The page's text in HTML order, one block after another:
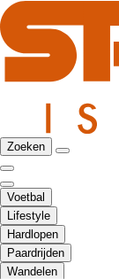
Zoeken
Voetbal
Lifestyle
Hardlopen
Paardrijden
Wandelen